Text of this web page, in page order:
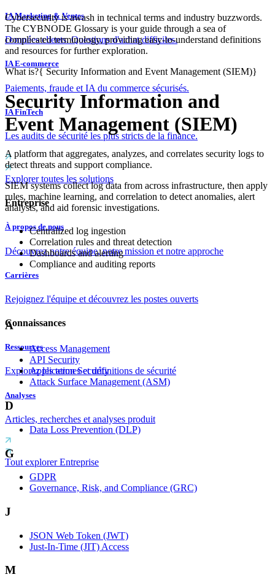
IA Marketing & Ventes
Données clients. Questions d'achat difficiles.
IA E-commerce
Paiements, fraude et IA du commerce sécurisés.
IA FinTech
Les audits de sécurité les plus stricts de la finance.
Explorer toutes les solutions
Entreprise
À propos de nous
Découvrez notre équipe, notre mission et notre approche
Carrières
Rejoignez l'équipe et découvrez les postes ouverts
Connaissances
Ressources
Explorez les termes et définitions de sécurité
Analyses
Articles, recherches et analyses produit
Tout explorer Entreprise
Cybersecurity is awash in technical terms and industry buzzwords.
The CYBNODE Glossary is your guide through a sea of
complicated terminology, providing easy-to-understand definitions
and resources for further exploration.
What is?{ Security Information and Event Management (SIEM)}
Security Information and
Event Management (SIEM)
A platform that aggregates, analyzes, and correlates security logs to
detect threats and support compliance.
SIEM systems collect log data from across infrastructure, then apply
rules, machine learning, and correlation to detect anomalies, alert
analysts, and aid forensic investigations.
Centralized log ingestion
Correlation rules and threat detection
Dashboards and alerting
Compliance and auditing reports
A
Access Management
API Security
Application Security
Attack Surface Management (ASM)
D
Data Loss Prevention (DLP)
G
GDPR
Governance, Risk, and Compliance (GRC)
J
JSON Web Token (JWT)
Just-In-Time (JIT) Access
M